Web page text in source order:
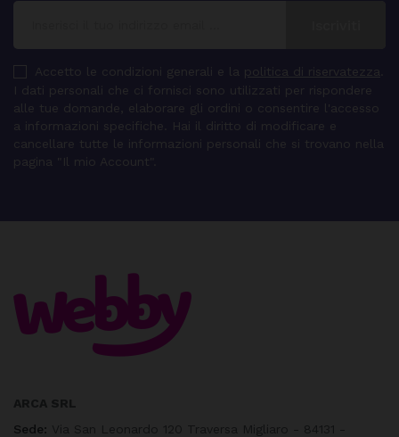
Accetto le condizioni generali e la politica di riservatezza
I dati personali che ci fornisci sono utilizzati per rispondere
alle tue domande, elaborare gli ordini o consentire l'accesso
a informazioni specifiche. Hai il diritto di modificare e
cancellare tutte le informazioni personali che si trovano nella
pagina "Il mio Account".
Sede: